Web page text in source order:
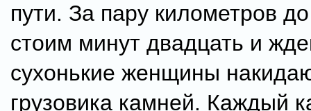
пути. За пару километров
стоим минут двадцать и
сухонькие женщины
грузовика камней. Каждый